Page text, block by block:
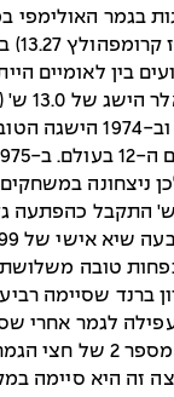
בלצר
קבעה
בהישג של 12.77 ש' התקבל
טובה משלושת
לגמר אחרי
החוזר של מקצה מספר
זה היא סיימה